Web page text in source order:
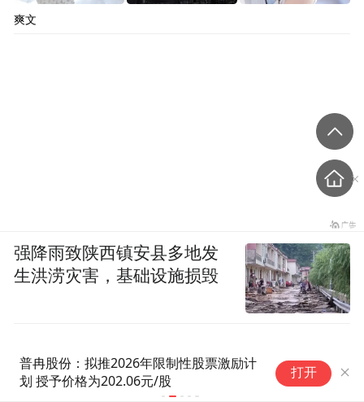
全球人形机器人龙头上市在即！
宇树科技发行价150.80元/股
打开
爽文
强降雨致陕西镇安县多地发
生洪涝灾害，基础设施损毁